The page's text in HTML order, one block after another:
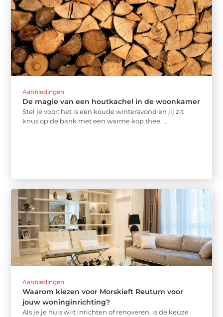
Aanbiedingen
De magie van een houtkachel in de woonkamer
Stel je voor: het is een koude winteravond en jij zit
knus op de bank met een warme kop thee. ...
Aanbiedingen
Waarom kiezen voor Morskieft Reutum voor
jouw woninginrichting?
Als je je huis wilt inrichten of renoveren, is de keuze